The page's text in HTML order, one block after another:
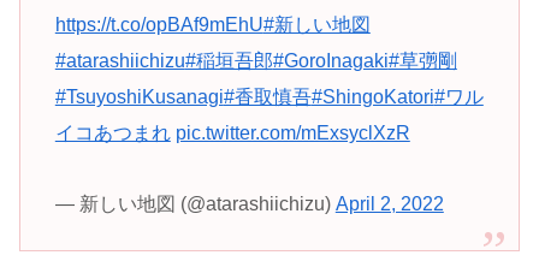
https://t.co/opBAf9mEhU#新しい地図
#atarashiichizu#稲垣吾郎#GoroInagaki#草彅剛
#TsuyoshiKusanagi#香取慎吾#ShingoKatori#ワル
イコあつまれ pic.twitter.com/mExsyclXzR
— 新しい地図 (@atarashiichizu) April 2, 2022